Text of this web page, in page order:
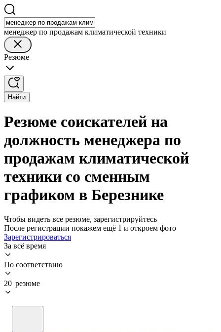
менеджер по продажам климатической техники
Резюме
Найти
Резюме соискателей на
должность менеджера по
продажам климатической
техники со сменным
графиком в Березнике
Чтобы видеть все резюме, зарегистрируйтесь
После регистрации покажем ещё 1 и откроем фото
Зарегистрироваться
За всё время
По соответствию
20 резюме